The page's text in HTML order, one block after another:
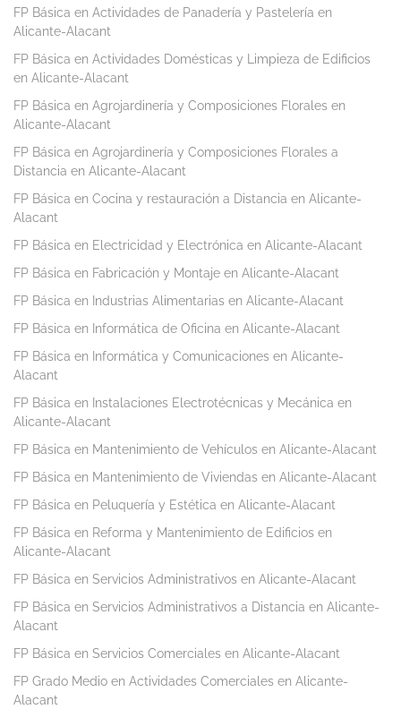
FP Básica en Actividades de Panadería y Pastelería en
Alicante-Alacant
FP Básica en Actividades Domésticas y Limpieza de Edificios
en Alicante-Alacant
FP Básica en Agrojardinería y Composiciones Florales en
Alicante-Alacant
FP Básica en Agrojardinería y Composiciones Florales a
Distancia en Alicante-Alacant
FP Básica en Cocina y restauración a Distancia en Alicante-
Alacant
FP Básica en Electricidad y Electrónica en Alicante-Alacant
FP Básica en Fabricación y Montaje en Alicante-Alacant
FP Básica en Industrias Alimentarias en Alicante-Alacant
FP Básica en Informática de Oficina en Alicante-Alacant
FP Básica en Informática y Comunicaciones en Alicante-
Alacant
FP Básica en Instalaciones Electrotécnicas y Mecánica en
Alicante-Alacant
FP Básica en Mantenimiento de Vehículos en Alicante-Alacant
FP Básica en Mantenimiento de Viviendas en Alicante-Alacant
FP Básica en Peluquería y Estética en Alicante-Alacant
FP Básica en Reforma y Mantenimiento de Edificios en
Alicante-Alacant
FP Básica en Servicios Administrativos en Alicante-Alacant
FP Básica en Servicios Administrativos a Distancia en Alicante-
Alacant
FP Básica en Servicios Comerciales en Alicante-Alacant
FP Grado Medio en Actividades Comerciales en Alicante-
Alacant